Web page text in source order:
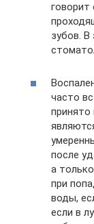
говорит
зубов.
часто
после
а
при
воды,
если в